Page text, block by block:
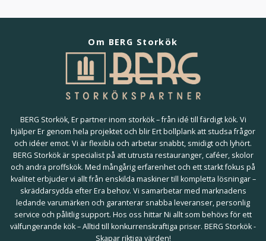
Om BERG Storkök
BERG Storkök, Er partner inom storkök – från idé till färdigt kök. Vi
hjälper Er genom hela projektet och blir Ert bollplank att studsa frågor
och idéer emot. Vi är flexibla och arbetar snabbt, smidigt och lyhört.
BERG Storkök är specialist på att utrusta restauranger, caféer, skolor
och andra proffskök. Med mångårig erfarenhet och ett starkt fokus på
kvalitet erbjuder vi allt från enskilda maskiner till kompletta lösningar –
skräddarsydda efter Era behov. Vi samarbetar med marknadens
ledande varumärken och garanterar snabba leveranser, personlig
service och pålitlig support. Hos oss hittar Ni allt som behövs för ett
välfungerande kök – Alltid till konkurrenskraftiga priser. BERG Storkök -
Skapar riktiga värden!